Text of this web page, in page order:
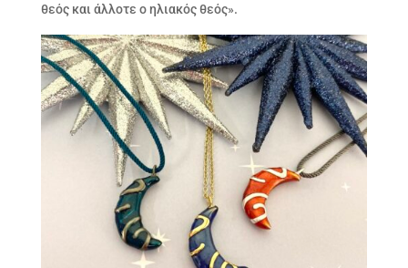
θεός και άλλοτε ο ηλιακός θεός».